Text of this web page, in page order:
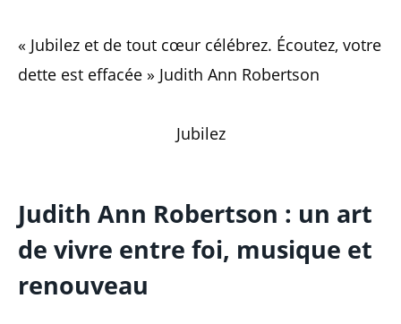
« Jubilez et de tout cœur célébrez. Écoutez, votre
dette est effacée » Judith Ann Robertson
Jubilez
Judith Ann Robertson : un art
de vivre entre foi, musique et
renouveau